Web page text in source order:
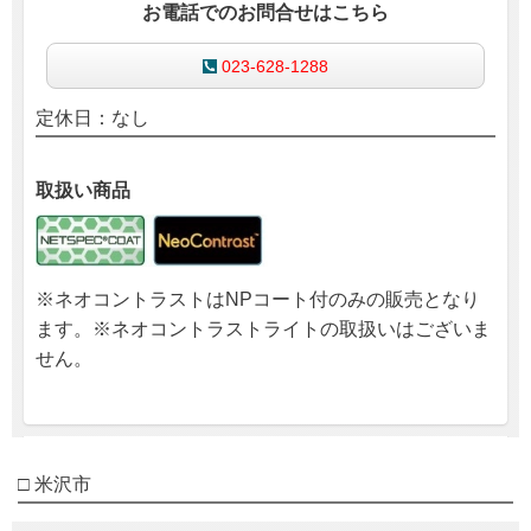
お電話でのお問合せはこちら
023-628-1288
定休日：なし
取扱い商品
※ネオコントラストはNPコート付のみの販売となり
ます。※ネオコントラストライトの取扱いはございま
せん。
□ 米沢市